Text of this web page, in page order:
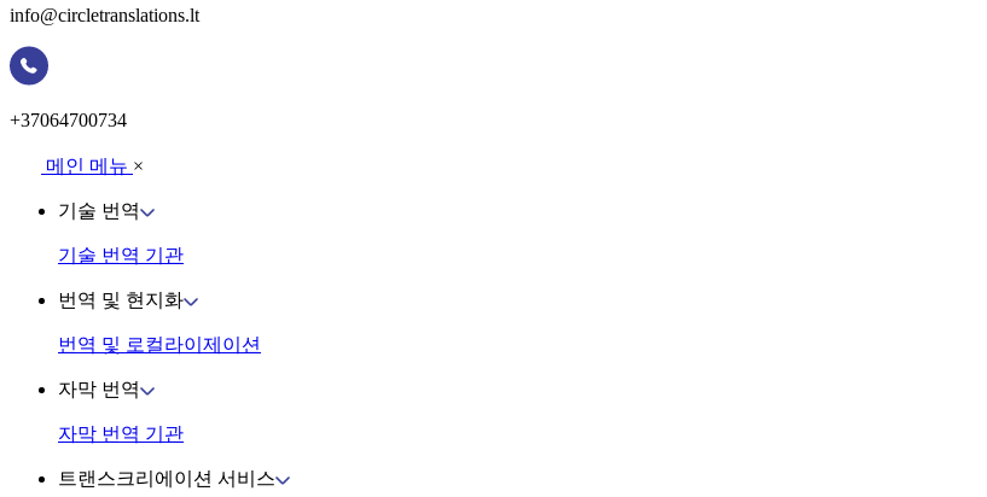
info@circletranslations.lt
+37064700734
메인 메뉴 ×
기술 번역
기술 번역 기관
번역 및 현지화
번역 및 로컬라이제이션
자막 번역
자막 번역 기관
트랜스크리에이션 서비스